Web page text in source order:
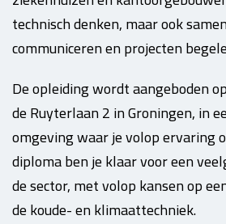
technisch denken, maar ook
communiceren en projecten
De opleiding wordt aangeboden
de Ruyterlaan 2 in Groningen, in
omgeving waar je volop ervaring
diploma ben je klaar voor een
de sector, met volop kansen op
de koude- en klimaattechniek.